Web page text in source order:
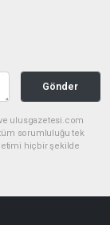
Gönder
ulusgazetesi.com
tüm sorumluluğu tek
hiçbir şekilde